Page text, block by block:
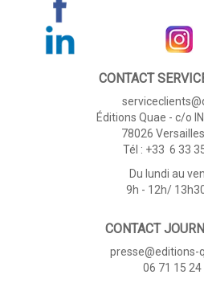
CONTACT
Éditions Quae - c/o
78026
Tél : +33 6 33
Du lundi au
9h - 12h/
CONTACT
presse@editions-
06 71 15 24